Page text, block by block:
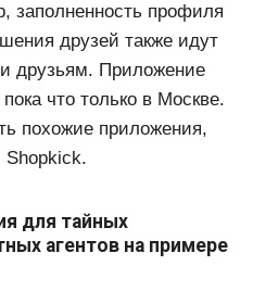
заполненность профиля
друзей также идут
друзьям. Приложение
что только в Москве.
похожие приложения,
Shopkick.
для тайных
агентов на примере